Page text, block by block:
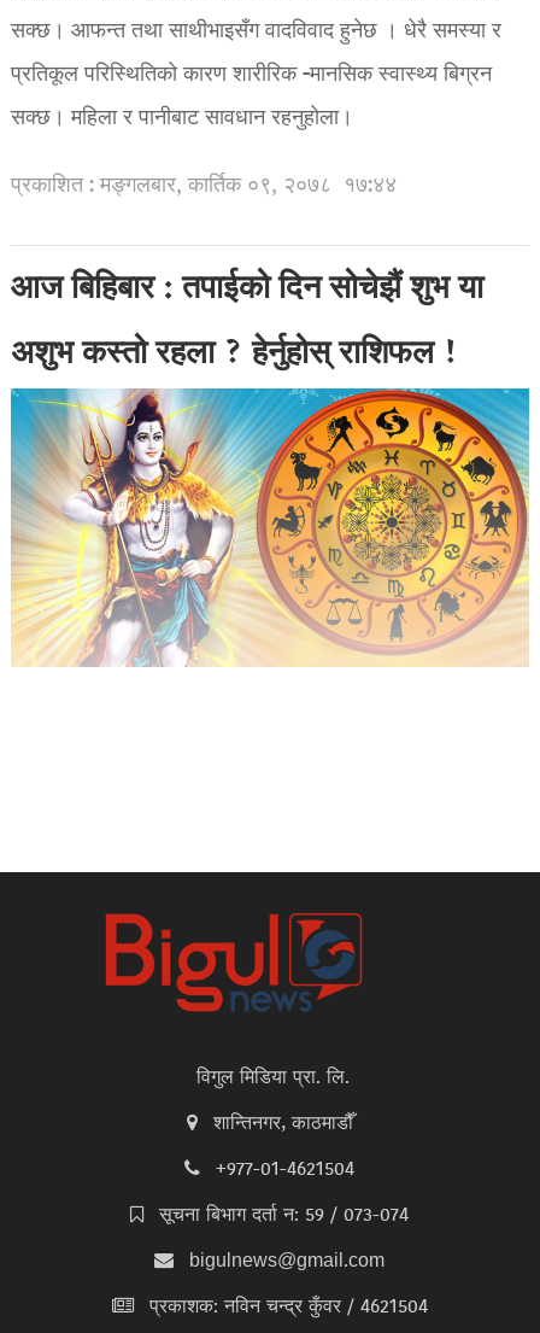
सक्छ। आफन्त तथा साथीभाइसँग वादविवाद हुनेछ । धेरै समस्या र
प्रतिकूल परिस्थितिको कारण शारीरिक -मानसिक स्वास्थ्य बिग्रन
सक्छ। महिला र पानीबाट सावधान रहनुहोला।
प्रकाशित : मङ्गलबार, कार्तिक ०९, २०७८ १७:४४
आज बिहिबार : तपाईको दिन सोचेझैं शुभ या
अशुभ कस्तो रहला ? हेर्नुहोस् राशिफल !
विगुल मिडिया प्रा. लि.
शान्तिनगर, काठमाडौँ
+977-01-4621504
सूचना बिभाग दर्ता न: 59 / 073-074
bigulnews@gmail.com
प्रकाशक: नविन चन्द्र कुँवर / 4621504